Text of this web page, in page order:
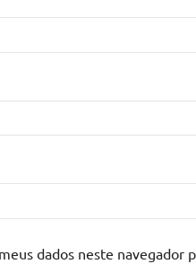
dados neste navegador